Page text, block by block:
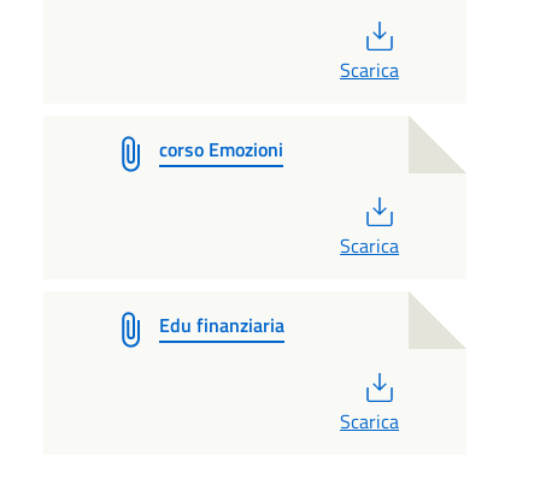
Scarica
corso Emozioni
Scarica
Edu finanziaria
Scarica